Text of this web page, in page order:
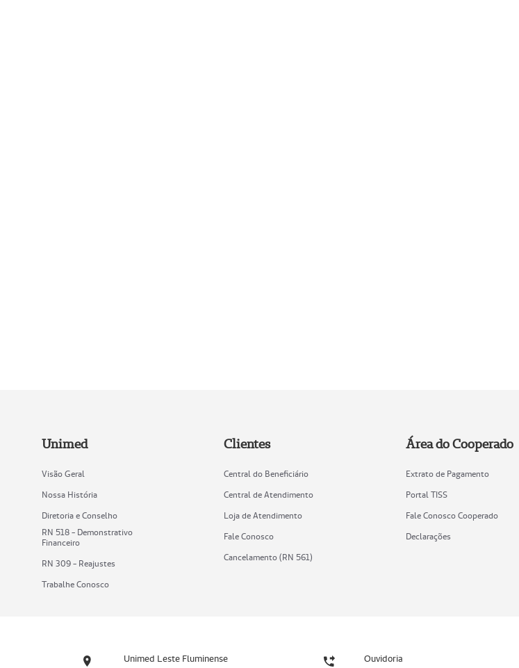
Unimed
Visão Geral
Nossa História
Diretoria e Conselho
RN 518 - Demonstrativo
Financeiro
RN 309 - Reajustes
Trabalhe Conosco
Clientes
Central do Beneficiário
Central de Atendimento
Loja de Atendimento
Fale Conosco
Cancelamento (RN 561)
Área do Cooperado
Extrato de Pagamento
Portal TISS
Fale Conosco Cooperado
Declarações
Unimed Leste Fluminense Ouvidoria